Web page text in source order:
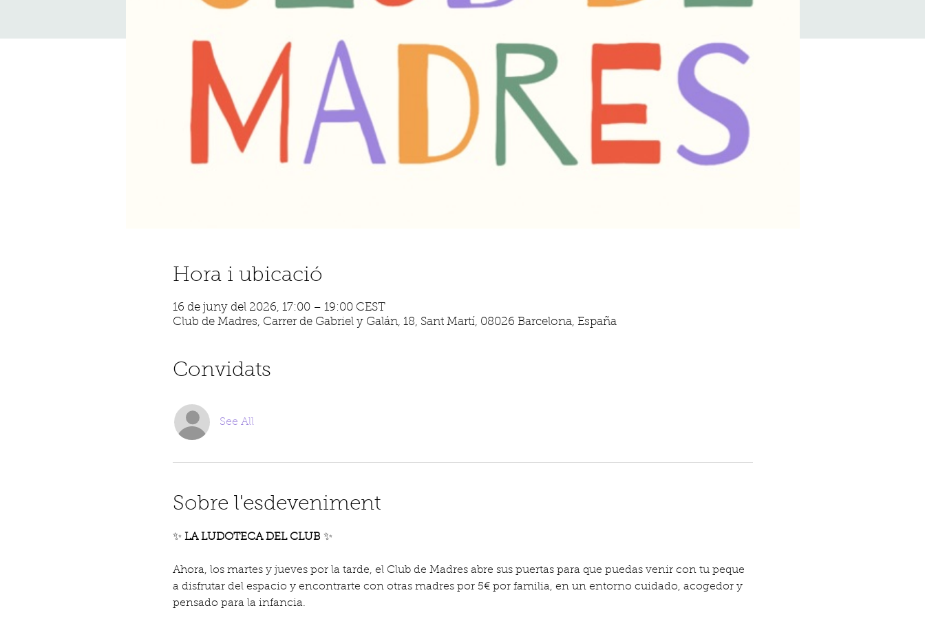
Hora i ubicació
16 de juny del 2026, 17:00 – 19:00 CEST
Club de Madres, Carrer de Gabriel y Galán, 18, Sant Martí, 08026 Barcelona, España
Convidats
See All
Sobre l'esdeveniment
✨ LA LUDOTECA DEL CLUB ✨
Ahora, los martes y jueves por la tarde, el Club de Madres abre sus puertas para que puedas venir con tu peque
a disfrutar del espacio y encontrarte con otras madres por 5€ por familia, en un entorno cuidado, acogedor y
pensado para la infancia.